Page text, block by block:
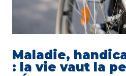
Maladie,
: la vie vaut la